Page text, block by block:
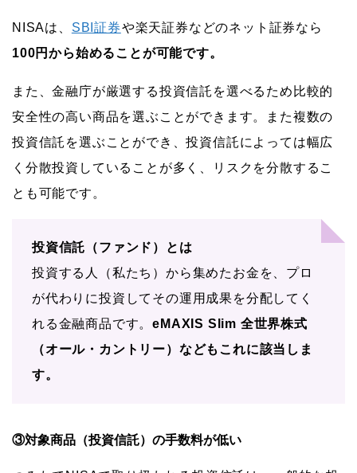
NISAは、 SBI証券や楽天証券などのネット証券なら
100円から始めることが可能です。
また、金融庁が厳選する投資信託を選べるため比較的
安全性の高い商品を選ぶことができます。また複数の
投資信託を選ぶことができ、投資信託によっては幅広
く分散投資していることが多く、リスクを分散するこ
とも可能です。
投資信託（ファンド）とは
投資する人（私たち）から集めたお金を、プロ
が代わりに投資してその運用成果を分配してく
れる金融商品です。eMAXIS Slim 全世界株式
（オール・カントリー）などもこれに該当しま
す。
③対象商品（投資信託）の手数料が低い